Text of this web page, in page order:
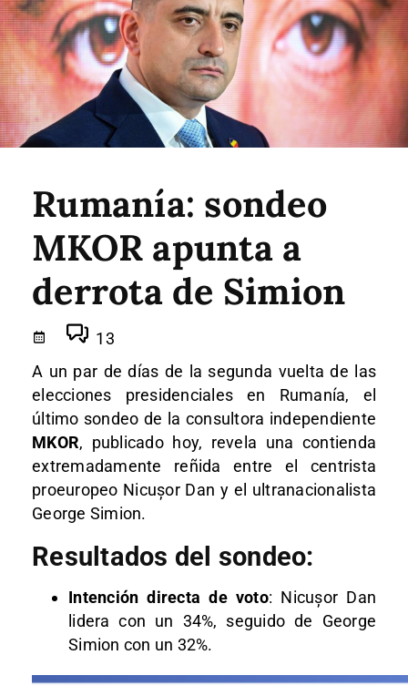
Rumanía: sondeo
MKOR apunta a
derrota de Simion
13
A un par de días de la segunda vuelta de las
elecciones presidenciales en Rumanía, el
último sondeo de la consultora independiente
MKOR, publicado hoy, revela una contienda
extremadamente reñida entre el centrista
proeuropeo Nicușor Dan y el ultranacionalista
George Simion.
Resultados del sondeo:
Intención directa de voto: Nicușor Dan
lidera con un 34%, seguido de George
Simion con un 32%.